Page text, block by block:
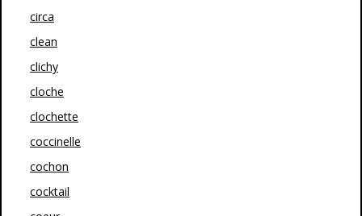
circa
clean
clichy
cloche
clochette
coccinelle
cochon
cocktail